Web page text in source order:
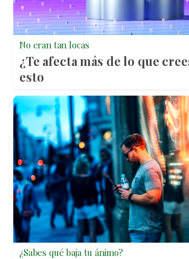
No eran tan locas
¿Te afecta más de lo que
esto
¿Sabes qué baja tu ánimo?